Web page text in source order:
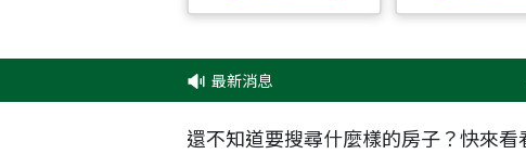
最新消息 ✦✦
還不知道要搜尋什麼樣的房子？快來看